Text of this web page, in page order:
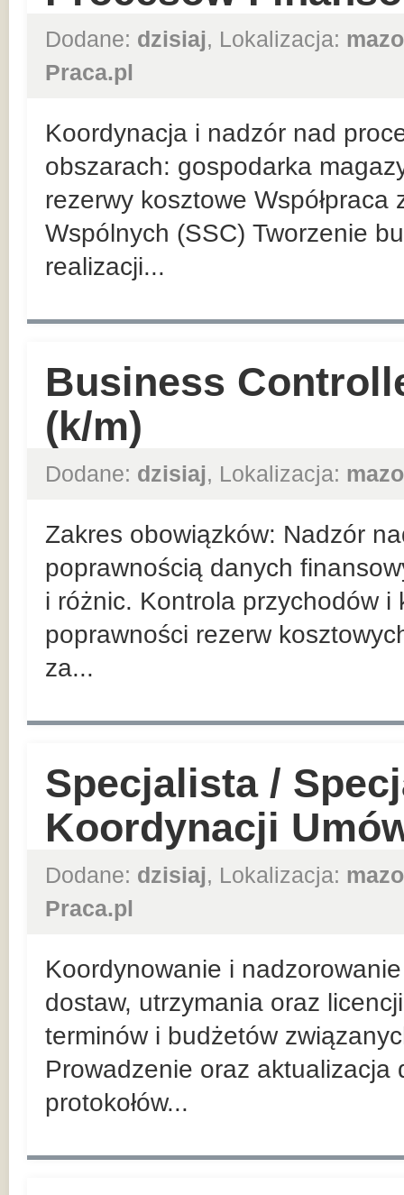
Dodane: dzisiaj, Lokalizacja:
Praca.pl
Koordynacja i nadzór nad
obszarach: gospodarka
rezerwy kosztowe Współpraca
Wspólnych (SSC) Tworzenie
realizacji...
Business
(k/m)
Dodane: dzisiaj, Lokalizacja:
Zakres obowiązków: Nadzór
poprawnością danych
i różnic. Kontrola przychodów i
poprawności rezerw
za...
Specjalista /
Koordynacji
Dodane: dzisiaj, Lokalizacja:
Praca.pl
Koordynowanie i
dostaw, utrzymania oraz
terminów i budżetów
Prowadzenie oraz
protokołów...